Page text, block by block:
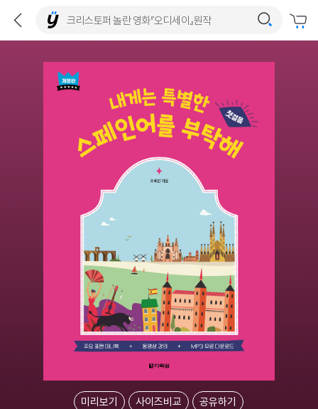
미리보기 사이즈비교 공유하기